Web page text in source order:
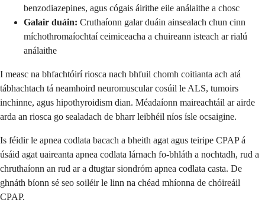
benzodiazepines, agus cógais áirithe eile análaithe a chosc
Galair duáin: Cruthaíonn galar duáin ainsealach chun cinn
míchothromaíochtaí ceimiceacha a chuireann isteach ar rialú
análaithe
I measc na bhfachtóirí riosca nach bhfuil chomh coitianta ach atá
tábhachtach tá neamhoird neuromuscular cosúil le ALS, tumoirs
inchinne, agus hipothyroidism dian. Méadaíonn maireachtáil ar airde
arda an riosca go sealadach de bharr leibhéil níos ísle ocsaigine.
Is féidir le apnea codlata bacach a bheith agat agus teiripe CPAP á
úsáid agat uaireanta apnea codlata lárnach fo-bhláth a nochtadh, rud a
chruthaíonn an rud ar a dtugtar siondróm apnea codlata casta. De
ghnáth bíonn sé seo soiléir le linn na chéad mhíonna de chóireáil
CPAP.